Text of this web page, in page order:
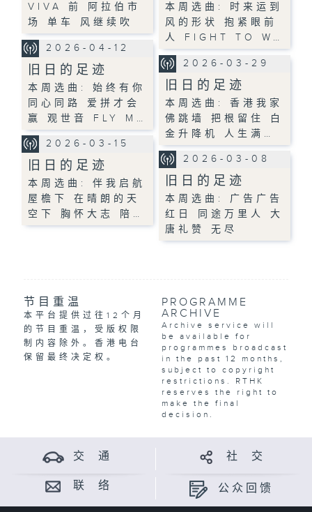
VIVA 前 阿拉伯市
场 单车 风继续吹
本周选曲: 时来运到
风的形状 抱紧眼前
人 FIGHT TO W…
2026-04-12
旧日的足迹
本周选曲: 始终有你
同心同路 爱拼才会
赢 观世音 FLY M…
2026-03-29
旧日的足迹
本周选曲: 香港我家
佛跳墙 把根留住 白
金升降机 人生满…
2026-03-15
旧日的足迹
本周选曲: 伴我启航
屋檐下 在晴朗的天
空下 胸怀大志 陪…
2026-03-08
旧日的足迹
本周选曲: 广告广告
红日 同途万里人 大
唐礼赞 无尽
节目重温
本平台提供过往12个月
的节目重温，受版权限
制内容除外。香港电台
保留最终决定权。
PROGRAMME
ARCHIVE
Archive service will
be available for
programmes broadcast
in the past 12 months,
subject to copyright
restrictions. RTHK
reserves the right to
make the final
decision.
交 通 社 交
联 络 公众回馈